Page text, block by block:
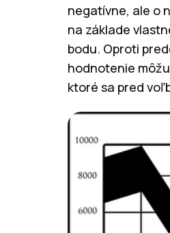
negatívne, ale o
na základe
bodu. Oproti
hodnotenie
ktoré sa pred